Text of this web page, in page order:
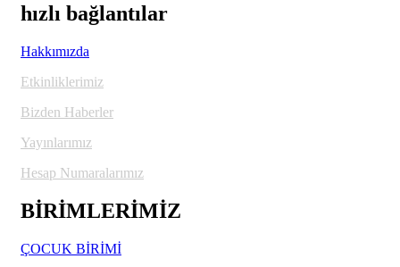
hızlı bağlantılar
Hakkımızda
Etkinliklerimiz
Bizden Haberler
Yayınlarımız
Hesap Numaralarımız
BİRİMLERİMİZ
ÇOCUK BİRİMİ